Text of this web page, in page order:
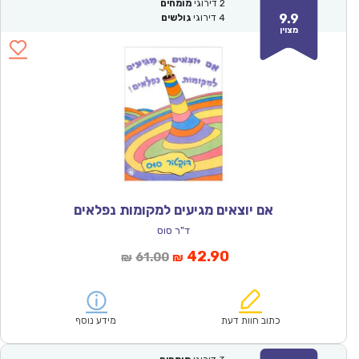
9.9
מצוין
2 דירוגי מומחים
4 דירוגי גולשים
אם יוצאים מגיעים למקומות נפלאים
ד"ר סוס
₪ 61.00המחיר
₪61.00.
₪ 42.90המחיר
הוא:
כתוב חוות דעת מידע נוסף